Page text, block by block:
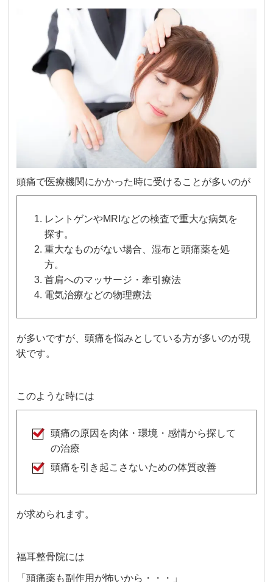
頭痛で医療機関にかかった時に受けることが多いのが
レントゲンやMRIなどの検査で重大な病気を
探す。
重大なものがない場合、湿布と頭痛薬を処
方。
首肩へのマッサージ・牽引療法
電気治療などの物理療法
が多いですが、頭痛を悩みとしている方が多いのが現
状です。
このような時には
頭痛の原因を肉体・環境・感情から探して
の治療
頭痛を引き起こさないための体質改善
が求められます。
福耳整骨院には
「頭痛薬も副作用が怖いから・・・」